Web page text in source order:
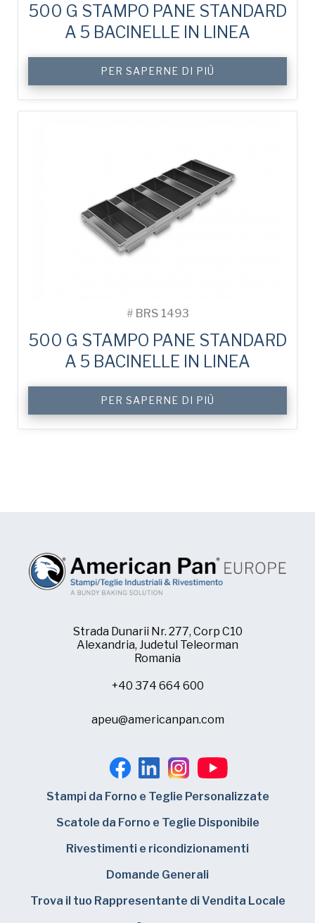
500 G STAMPO PANE STANDARD
A 5 BACINELLE IN LINEA
PER SAPERNE DI PIÙ
# BRS 1493
500 G STAMPO PANE STANDARD
A 5 BACINELLE IN LINEA
PER SAPERNE DI PIÙ
Strada Dunarii Nr. 277, Corp C10
Alexandria, Judetul Teleorman
Romania
+40 374 664 600
apeu@americanpan.com
Stampi da Forno e Teglie Personalizzate
Scatole da Forno e Teglie Disponibile
Rivestimenti e ricondizionamenti
Domande Generali
Trova il tuo Rappresentante di Vendita Locale